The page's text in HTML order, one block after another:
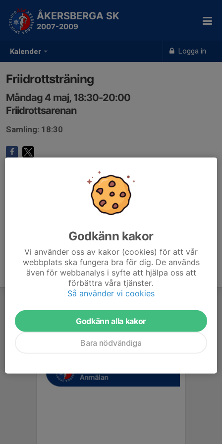
Kalender Logga in
ÅKERSBERGA SK
2007-2009
Friidrottsträning
Måndag 4 maj, 18:30-20:00
Friidrottsarenan
Samling: 18:30
Godkänn kakor
Vi använder oss av kakor (cookies) för att vår
webbplats ska fungera bra för dig. De används
även för webbanalys i syfte att hjälpa oss att
förbättra våra tjänster.
Så använder vi cookies
Godkänn alla kakor
Bara nödvändiga